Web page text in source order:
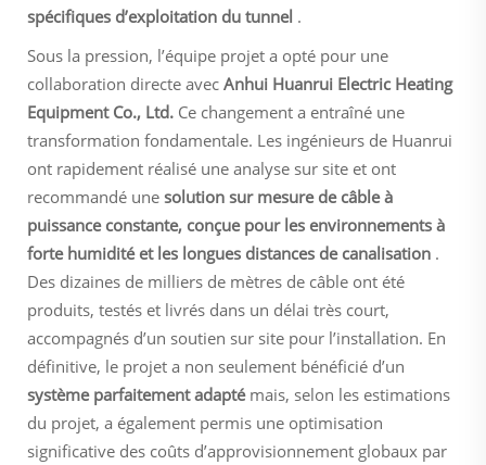
spécifiques d’exploitation du tunnel .
Sous la pression, l’équipe projet a opté pour une
collaboration directe avec Anhui Huanrui Electric Heating
Equipment Co., Ltd. Ce changement a entraîné une
transformation fondamentale. Les ingénieurs de Huanrui
ont rapidement réalisé une analyse sur site et ont
recommandé une solution sur mesure de câble à
puissance constante, conçue pour les environnements à
forte humidité et les longues distances de canalisation .
Des dizaines de milliers de mètres de câble ont été
produits, testés et livrés dans un délai très court,
accompagnés d’un soutien sur site pour l’installation. En
définitive, le projet a non seulement bénéficié d’un
système parfaitement adapté mais, selon les estimations
du projet, a également permis une optimisation
significative des coûts d’approvisionnement globaux par